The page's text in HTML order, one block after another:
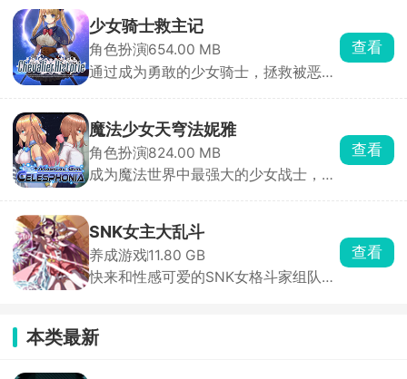
少女骑士救主记
角色扮演654.00 MB
通过成为勇敢的少女骑士，拯救被恶势
查看
魔法少女天穹法妮雅
角色扮演824.00 MB
成为魔法世界中最强大的少女战士，守
查看
SNK女主大乱斗
养成游戏11.80 GB
快来和性感可爱的SNK女格斗家组队开
查看
本类最新